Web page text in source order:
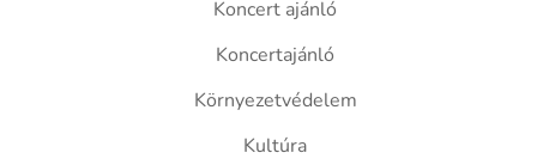
Koncert ajánló
Koncertajánló
Környezetvédelem
Kultúra